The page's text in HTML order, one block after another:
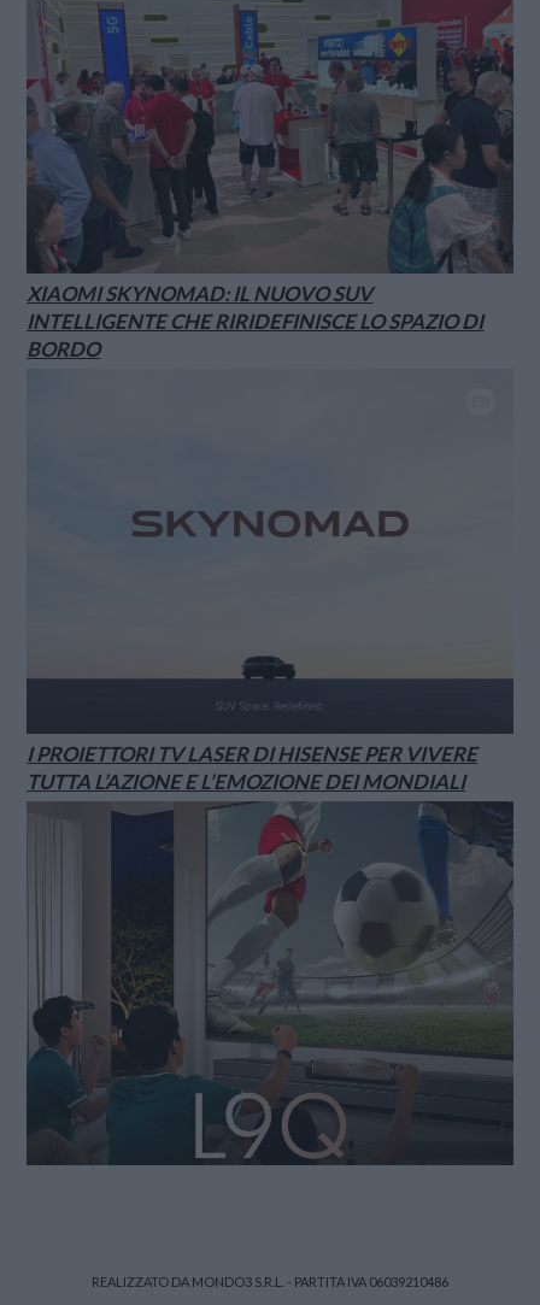
XIAOMI SKYNOMAD: IL NUOVO SUV
INTELLIGENTE CHE RIRIDEFINISCE LO SPAZIO DI
BORDO
I PROIETTORI TV LASER DI HISENSE PER VIVERE
TUTTA L’AZIONE E L’EMOZIONE DEI MONDIALI
REALIZZATO DA MONDO3 S.R.L. - PARTITA IVA 06039210486